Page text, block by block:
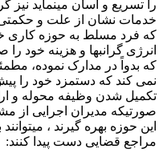
را تسریع و آسان مینماید
خدمات نشان از علت و حکمتی
که فرد مسلط به حوزه کاری
انرژی گرانبها و هزینه خود
که بدواً در مدارک نموده،
نمی کند که دستمزد خود را
تکمیل شدن وظیفه محوله و
صورتیکه مدیران اجرایی از
این حوزه بهره گیرند ،
مراجع قضایی دست پیدا کنند: